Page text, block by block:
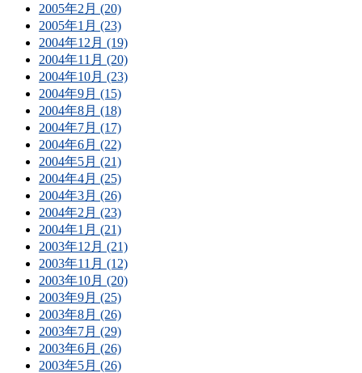
2005年2月 (20)
2005年1月 (23)
2004年12月 (19)
2004年11月 (20)
2004年10月 (23)
2004年9月 (15)
2004年8月 (18)
2004年7月 (17)
2004年6月 (22)
2004年5月 (21)
2004年4月 (25)
2004年3月 (26)
2004年2月 (23)
2004年1月 (21)
2003年12月 (21)
2003年11月 (12)
2003年10月 (20)
2003年9月 (25)
2003年8月 (26)
2003年7月 (29)
2003年6月 (26)
2003年5月 (26)